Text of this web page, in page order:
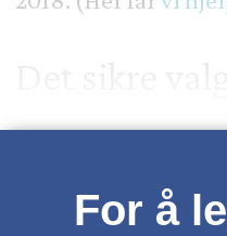
For å